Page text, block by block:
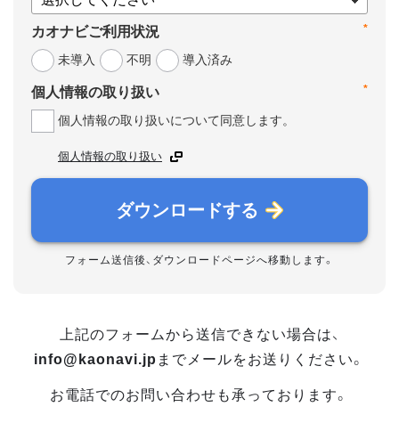
*
カオナビご利用状況
未導入
不明 導入済み
*
個人情報の取り扱い
個人情報の取り扱いについて同意します。
個人情報の取り扱い
ダウンロードする
フォーム送信後、ダウンロードページへ移動します。
上記のフォームから送信できない場合は、
info@kaonavi.jp までメールをお送りください。
お電話でのお問い合わせも承っております。